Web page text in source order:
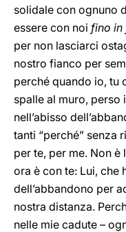
solidale con ognuno
essere con noi fino in
per non lasciarci
nostro fianco per
perché quando io, tu
spalle al muro,
nell’abisso
tanti “perché” senza
per te, per me. Non è
ora è con te: Lui, che
dell’abbandono per
nostra distanza.
nelle mie cadute –